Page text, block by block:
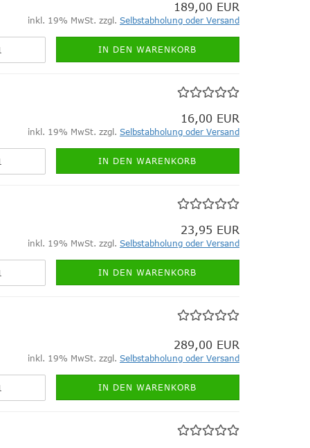
189,00 EUR
inkl. 19% MwSt. zzgl. Selbstabholung oder Versand
IN DEN WARENKORB
16,00 EUR
inkl. 19% MwSt. zzgl. Selbstabholung oder Versand
IN DEN WARENKORB
23,95 EUR
inkl. 19% MwSt. zzgl. Selbstabholung oder Versand
IN DEN WARENKORB
289,00 EUR
inkl. 19% MwSt. zzgl. Selbstabholung oder Versand
IN DEN WARENKORB